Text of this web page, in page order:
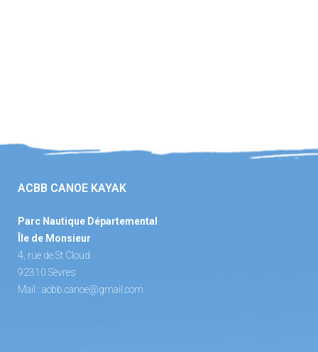
ACBB CANOE KAYAK
Parc Nautique Départemental
Île de Monsieur
4, rue de St Cloud
92310 Sèvres
Mail : acbb.canoe@gmail.com